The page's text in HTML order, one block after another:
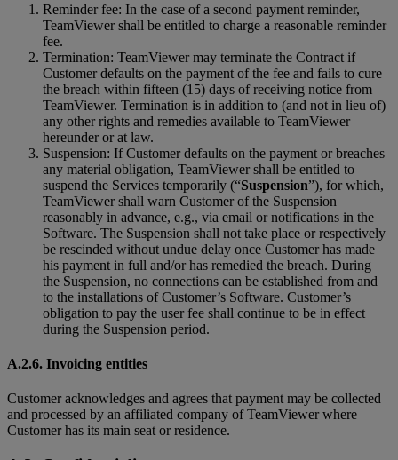
Reminder fee: In the case of a second payment reminder,
TeamViewer shall be entitled to charge a reasonable reminder
fee.
Termination: TeamViewer may terminate the Contract if
Customer defaults on the payment of the fee and fails to cure
the breach within fifteen (15) days of receiving notice from
TeamViewer. Termination is in addition to (and not in lieu of)
any other rights and remedies available to TeamViewer
hereunder or at law.
Suspension: If Customer defaults on the payment or breaches
any material obligation, TeamViewer shall be entitled to
suspend the Services temporarily (“Suspension”), for which,
TeamViewer shall warn Customer of the Suspension
reasonably in advance, e.g., via email or notifications in the
Software. The Suspension shall not take place or respectively
be rescinded without undue delay once Customer has made
his payment in full and/or has remedied the breach. During
the Suspension, no connections can be established from and
to the installations of Customer’s Software. Customer’s
obligation to pay the user fee shall continue to be in effect
during the Suspension period.
A.2.6. Invoicing entities
Customer acknowledges and agrees that payment may be collected
and processed by an affiliated company of TeamViewer where
Customer has its main seat or residence.